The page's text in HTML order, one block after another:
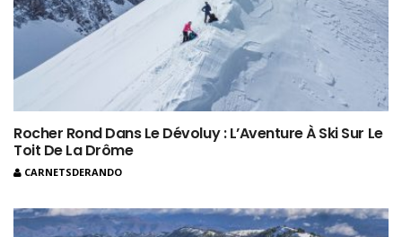
Rocher Rond Dans Le Dévoluy : L’Aventure À Ski Sur Le
Toit De La Drôme
CARNETSDERANDO